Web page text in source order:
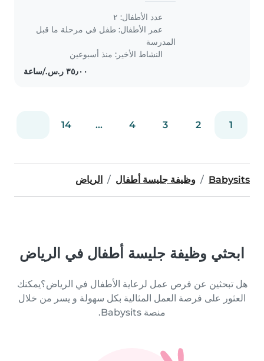
need someone comfortable with
light chores and reliable care at
their home. First time parents..
عدد الأطفال: ٢
عمر الأطفال: طفل في مرحلة ما قبل
المدرسة
النشاط الأخير: منذ أسبوعين
1
2
3
4
...
14
Babysits وظيفة جليسة أطفال الرياض
ابحثي وظيفة جليسة أطفال في الرياض
هل تبحثين عن فرص عمل لرعاية الأطفال في الرياض؟يمكنك
العثور على فرصة العمل المثالية بكل سهولة و يسر من خلال
منصة Babysits.